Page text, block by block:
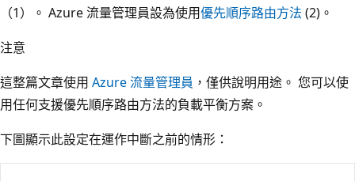
（1）。 Azure 流量管理員設為使用優先順序路由方法 (2)。
注意
這整篇文章使用 Azure 流量管理員 ，僅供說明用途。 您可以使
用任何支援優先順序路由方法的負載平衡方案。
下圖顯示此設定在運作中斷之前的情形：